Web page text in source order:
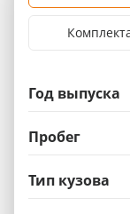
Год выпуска
Пробег
Тип кузова